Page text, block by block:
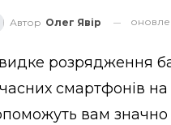
Автор Олег Явір
розрядження
смартфонів на
вам